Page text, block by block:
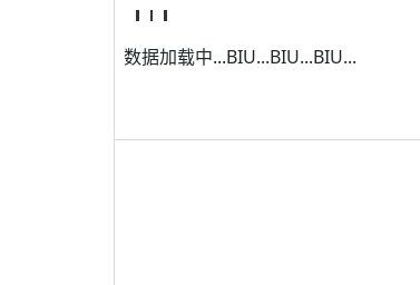
数据加载中...BIU...BIU...BIU...